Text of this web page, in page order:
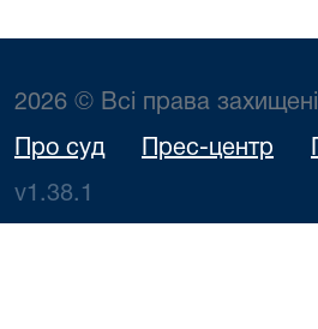
2026 © Всі права захищені
Про суд Прес-центр
v1.38.1